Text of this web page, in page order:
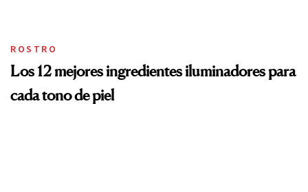
ROSTRO
Los 12 mejores ingredientes iluminadores para
cada tono de piel